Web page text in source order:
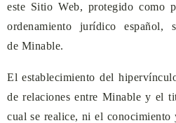
este Sitio Web, protegido como
ordenamiento jurídico español,
de Minable.
El establecimiento del
de relaciones entre Minable y el
cual se realice, ni el